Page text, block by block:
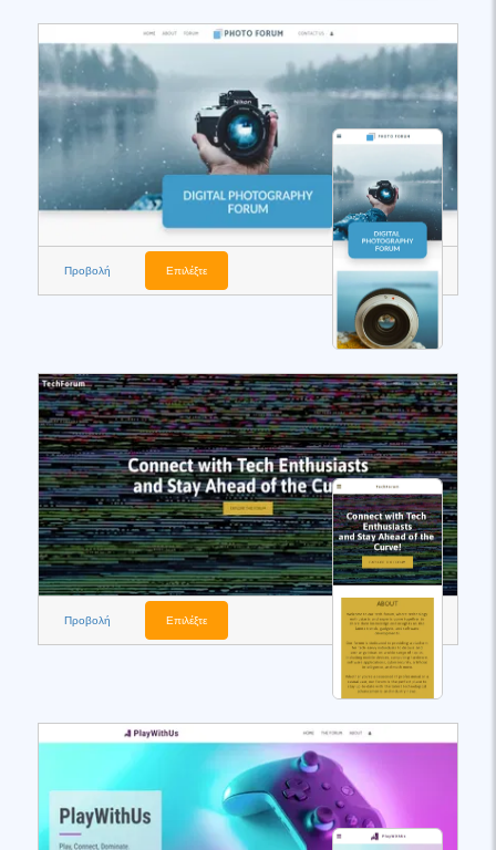
Προβολή Επιλέξτε
Προβολή Επιλέξτε